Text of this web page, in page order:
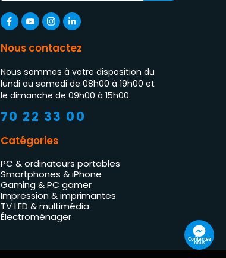
Nous contactez
Nous sommes à votre disposition du
lundi au samedi de 08h00 à 19h00 et
le dimanche de 09h00 à 15h00.
70 22 33 00
Catégories
PC & ordinateurs portables
Smartphones & iPhone
Gaming & PC gamer
Impression & imprimantes
TV LED & multimédia
Électroménager
Contactez
nous